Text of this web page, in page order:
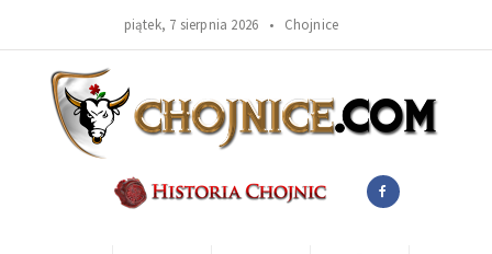
piątek, 7 sierpnia 2026 • Chojnice